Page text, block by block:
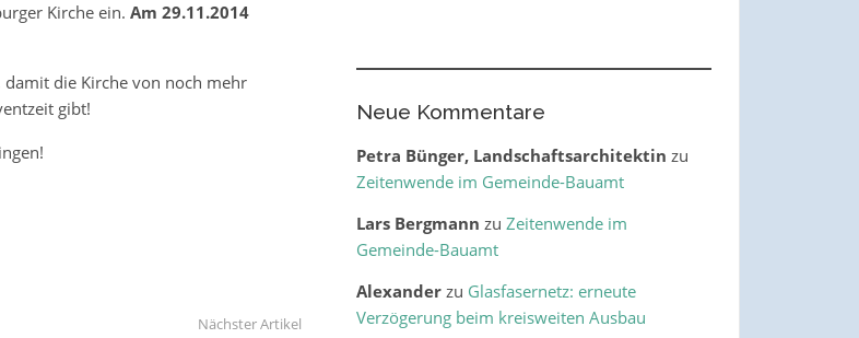
Kirche ein. Am 29.11.2014
die Kirche von noch mehr
gibt!
Nächster Artikel
Neue Kommentare
Petra Bünger, Landschaftsarchitektin zu
Zeitenwende im Gemeinde-Bauamt
Lars Bergmann zu Zeitenwende im
Gemeinde-Bauamt
Alexanderzu Glasfasernetz: erneute
Verzögerung beim kreisweiten Ausbau